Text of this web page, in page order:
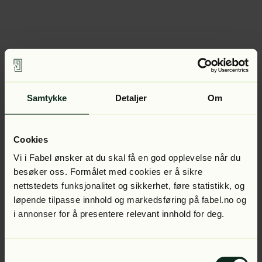
Samtykke Detaljer Om
Cookies
Vi i Fabel ønsker at du skal få en god opplevelse når du
besøker oss. Formålet med cookies er å sikre
nettstedets funksjonalitet og sikkerhet, føre statistikk, og
løpende tilpasse innhold og markedsføring på fabel.no og
i annonser for å presentere relevant innhold for deg.